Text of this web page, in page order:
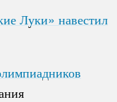
Луки» навестил
Луки» навестил